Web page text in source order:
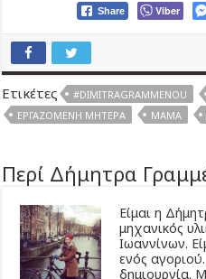
Share Viber
Ετικέτες #DIMITRAGRAMMENOU
ΕΡΓΑΖΌΜΕΝΗ ΜΗΤΈΡΑ
ΜΑΜΆ
Περί Δήμητρα
Είμαι η
μηχανικός
Ιωαννίνων.
ενός
δημιουργία.